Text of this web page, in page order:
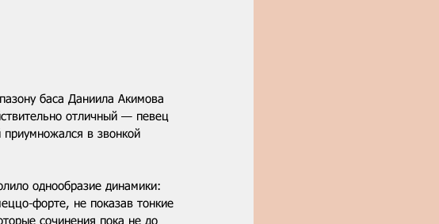
баса Даниила Акимова
отличный — певец
приумножался в звонкой
однообразие динамики:
форте, не показав тонкие
сочинения пока не до